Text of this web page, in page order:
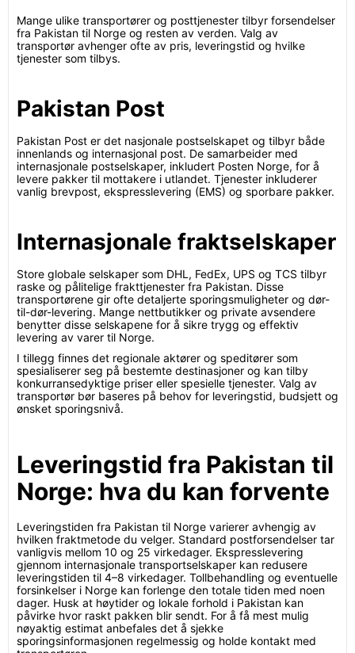
Mange ulike transportører og posttjenester tilbyr forsendelser
fra Pakistan til Norge og resten av verden. Valg av
transportør avhenger ofte av pris, leveringstid og hvilke
tjenester som tilbys.
Pakistan Post
Pakistan Post er det nasjonale postselskapet og tilbyr både
innenlands og internasjonal post. De samarbeider med
internasjonale postselskaper, inkludert Posten Norge, for å
levere pakker til mottakere i utlandet. Tjenester inkluderer
vanlig brevpost, ekspresslevering (EMS) og sporbare pakker.
Internasjonale fraktselskaper
Store globale selskaper som DHL, FedEx, UPS og TCS tilbyr
raske og pålitelige frakttjenester fra Pakistan. Disse
transportørene gir ofte detaljerte sporingsmuligheter og dør-
til-dør-levering. Mange nettbutikker og private avsendere
benytter disse selskapene for å sikre trygg og effektiv
levering av varer til Norge.
I tillegg finnes det regionale aktører og speditører som
spesialiserer seg på bestemte destinasjoner og kan tilby
konkurransedyktige priser eller spesielle tjenester. Valg av
transportør bør baseres på behov for leveringstid, budsjett og
ønsket sporingsnivå.
Leveringstid fra Pakistan til
Norge: hva du kan forvente
Leveringstiden fra Pakistan til Norge varierer avhengig av
hvilken fraktmetode du velger. Standard postforsendelser tar
vanligvis mellom 10 og 25 virkedager. Ekspresslevering
gjennom internasjonale transportselskaper kan redusere
leveringstiden til 4–8 virkedager. Tollbehandling og eventuelle
forsinkelser i Norge kan forlenge den totale tiden med noen
dager. Husk at høytider og lokale forhold i Pakistan kan
påvirke hvor raskt pakken blir sendt. For å få mest mulig
nøyaktig estimat anbefales det å sjekke
sporingsinformasjonen regelmessig og holde kontakt med